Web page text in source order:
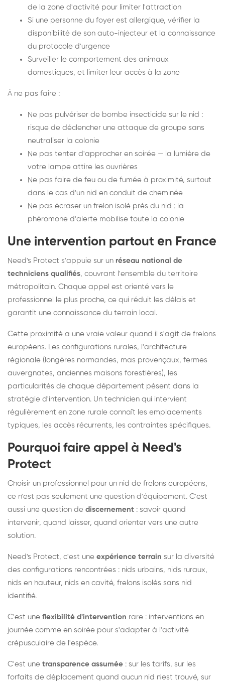
de la zone d'activité pour limiter l'attraction
Si une personne du foyer est allergique, vérifier la
disponibilité de son auto-injecteur et la connaissance
du protocole d'urgence
Surveiller le comportement des animaux
domestiques, et limiter leur accès à la zone
À ne pas faire :
Ne pas pulvériser de bombe insecticide sur le nid :
risque de déclencher une attaque de groupe sans
neutraliser la colonie
Ne pas tenter d'approcher en soirée — la lumière de
votre lampe attire les ouvrières
Ne pas faire de feu ou de fumée à proximité, surtout
dans le cas d'un nid en conduit de cheminée
Ne pas écraser un frelon isolé près du nid : la
phéromone d'alerte mobilise toute la colonie
Une intervention partout en France
Need's Protect s'appuie sur un réseau national de
techniciens qualifiés, couvrant l'ensemble du territoire
métropolitain. Chaque appel est orienté vers le
professionnel le plus proche, ce qui réduit les délais et
garantit une connaissance du terrain local.
Cette proximité a une vraie valeur quand il s'agit de frelons
européens. Les configurations rurales, l'architecture
régionale (longères normandes, mas provençaux, fermes
auvergnates, anciennes maisons forestières), les
particularités de chaque département pèsent dans la
stratégie d'intervention. Un technicien qui intervient
régulièrement en zone rurale connaît les emplacements
typiques, les accès récurrents, les contraintes spécifiques.
Pourquoi faire appel à Need's
Protect
Choisir un professionnel pour un nid de frelons européens,
ce n'est pas seulement une question d'équipement. C'est
aussi une question de discernement : savoir quand
intervenir, quand laisser, quand orienter vers une autre
solution.
Need's Protect, c'est une expérience terrain sur la diversité
des configurations rencontrées : nids urbains, nids ruraux,
nids en hauteur, nids en cavité, frelons isolés sans nid
identifié.
C'est une flexibilité d'intervention rare : interventions en
journée comme en soirée pour s'adapter à l'activité
crépusculaire de l'espèce.
C'est une transparence assumée : sur les tarifs, sur les
forfaits de déplacement quand aucun nid n'est trouvé, sur